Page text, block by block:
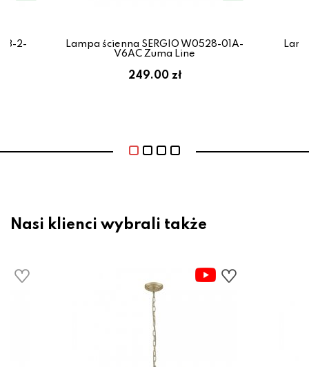
2-
Lampa ścienna SERGIO W0528-01A-
V6AC Zuma Line
249.00 zł
Nasi klienci wybrali także